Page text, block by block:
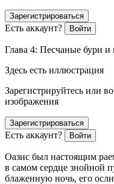
Зарегистрироваться
Есть аккаунт? Войти
Глава 4: Песчаные бури и
Здесь есть иллюстрация
Зарегистрируйтесь или
изображения
Зарегистрироваться
Есть аккаунт? Войти
Оазис был настоящим
в самом сердце знойной
блаженную ночь, его